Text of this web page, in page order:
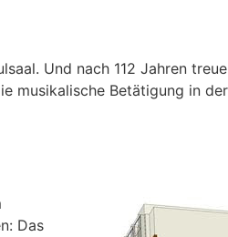
Und nach 112 Jahren
musikalische Betätigung in
Das